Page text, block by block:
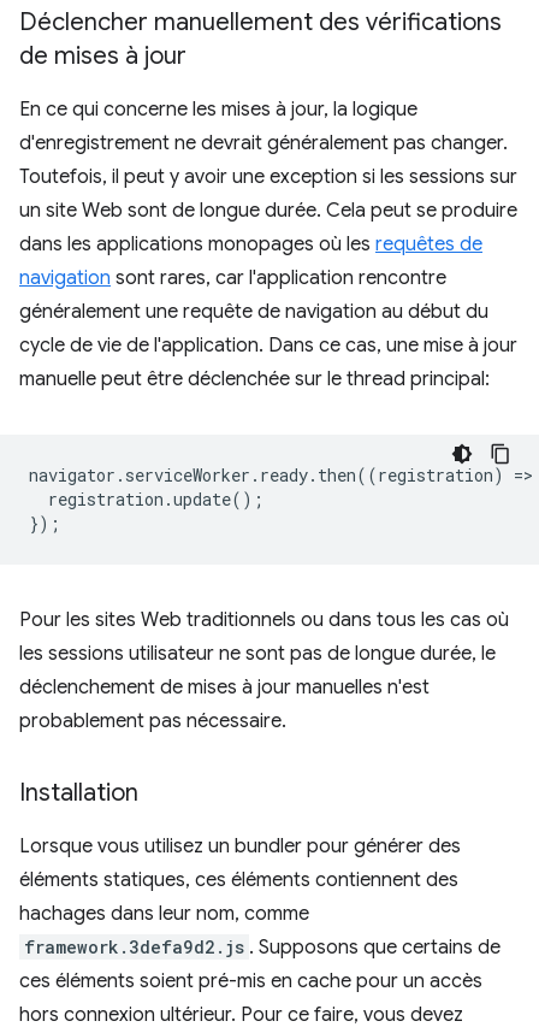
Déclencher manuellement des vérifications
de mises à jour
En ce qui concerne les mises à jour, la logique
d'enregistrement ne devrait généralement pas changer.
Toutefois, il peut y avoir une exception si les sessions sur
un site Web sont de longue durée. Cela peut se produire
dans les applications monopages où les requêtes de
navigation sont rares, car l'application rencontre
généralement une requête de navigation au début du
cycle de vie de l'application. Dans ce cas, une mise à jour
manuelle peut être déclenchée sur le thread principal:
navigator . serviceWorker . ready. then((registration) =>
registration .update();
});
Pour les sites Web traditionnels ou dans tous les cas où
les sessions utilisateur ne sont pas de longue durée, le
déclenchement de mises à jour manuelles n'est
probablement pas nécessaire.
Installation
Lorsque vous utilisez un bundler pour générer des
éléments statiques, ces éléments contiennent des
hachages dans leur nom, comme
framework.3defa9d2.js . Supposons que certains de
ces éléments soient pré-mis en cache pour un accès
hors connexion ultérieur. Pour ce faire, vous devez